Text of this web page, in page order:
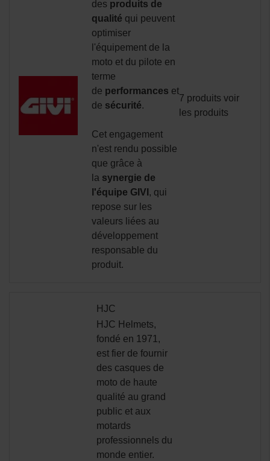
des produits de
qualité qui peuvent
optimiser
l'équipement de la
moto et du pilote en
terme
de performances et
de sécurité.
Cet engagement
n'est rendu possible
que grâce à
la synergie de
l'équipe GIVI , qui
repose sur les
valeurs liées au
développement
responsable du
produit.
7 produits voir
les produits
HJC
HJC Helmets,
fondé en 1971,
est fier de fournir
des casques de
moto de haute
qualité au grand
public et aux
motards
professionnels du
monde entier.